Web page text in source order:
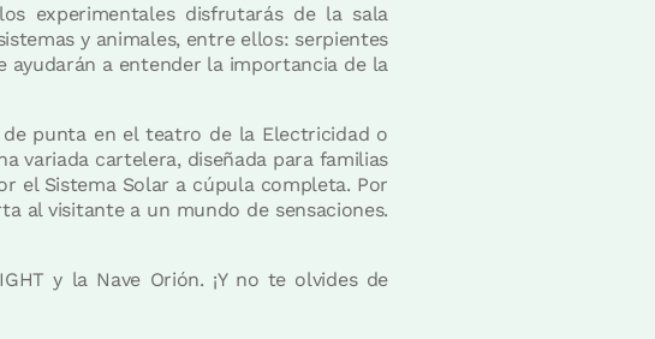
experimentales disfrutarás de la sala
y animales, entre ellos: serpientes
ayudarán a entender la importancia de la
punta en el teatro de la Electricidad o
variada cartelera, diseñada para familias
el Sistema Solar a cúpula completa. Por
al visitante a un mundo de sensaciones.
y la Nave Orión. ¡Y no te olvides de